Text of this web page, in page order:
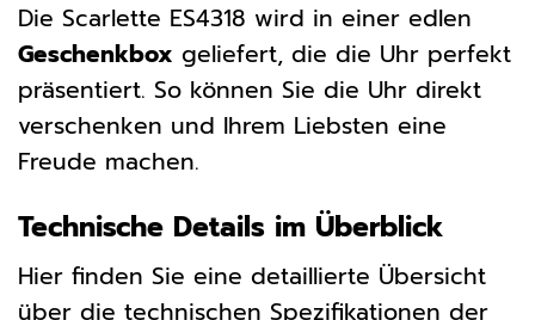
Die Scarlette ES4318 wird in einer edlen
Geschenkbox geliefert, die die Uhr perfekt
präsentiert. So können Sie die Uhr direkt
verschenken und Ihrem Liebsten eine
Freude machen.
Technische Details im Überblick
Hier finden Sie eine detaillierte Übersicht
über die technischen Spezifikationen der